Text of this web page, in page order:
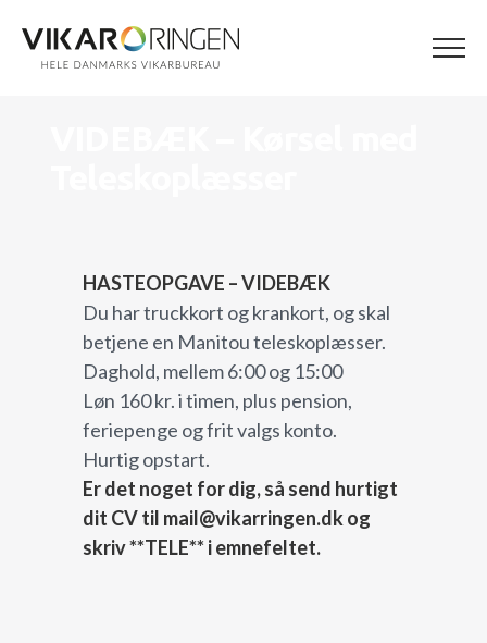
content
HASTEOPGAVE – VIDEBÆK
Du har truckkort og krankort, og skal
betjene en Manitou teleskoplæsser.
Daghold, mellem 6:00 og 15:00
Løn 160 kr. i timen, plus pension,
feriepenge og frit valgs konto.
Hurtig opstart.
Er det noget for dig, så send hurtigt
dit CV til mail@vikarringen.dk og
skriv **TELE** i emnefeltet.